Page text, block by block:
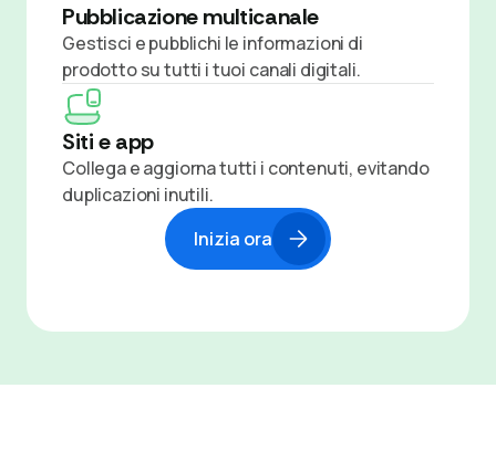
Pubblicazione multicanale
Gestisci e pubblichi le informazioni di
prodotto su tutti i tuoi canali digitali.
Siti e app
Collega e aggiorna tutti i contenuti, evitando
duplicazioni inutili.
Inizia ora